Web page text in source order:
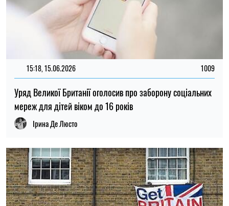
15:18, 15.06.2026 1009
Уряд Великої Британії оголосив про заборону соціальних
мереж для дітей віком до 16 років
Ірина Де Люсто